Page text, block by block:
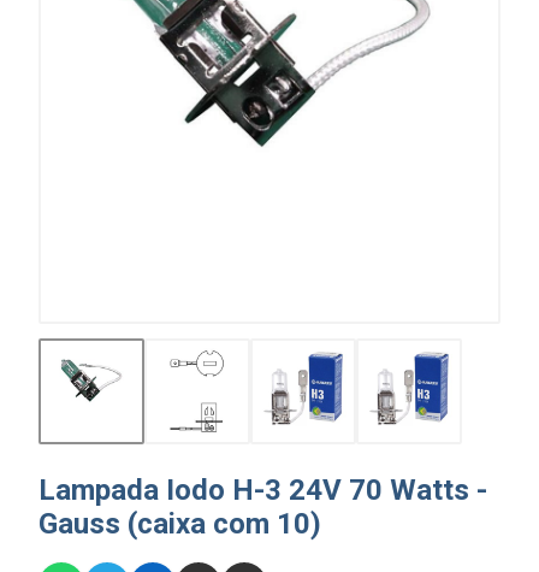
Lampada Iodo H-3 24V 70 Watts -
Gauss (caixa com 10)